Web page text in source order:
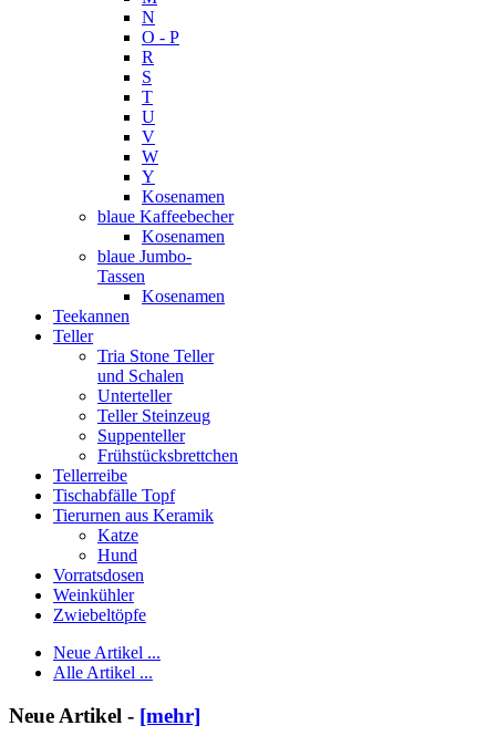
N
O - P
R
S
T
U
V
W
Y
Kosenamen
blaue Kaffeebecher
Kosenamen
blaue Jumbo-
Tassen
Kosenamen
Teekannen
Teller
Tria Stone Teller
und Schalen
Unterteller
Teller Steinzeug
Suppenteller
Frühstücksbrettchen
Tellerreibe
Tischabfälle Topf
Tierurnen aus Keramik
Katze
Hund
Vorratsdosen
Weinkühler
Zwiebeltöpfe
Neue Artikel ...
Alle Artikel ...
Neue Artikel - [mehr]